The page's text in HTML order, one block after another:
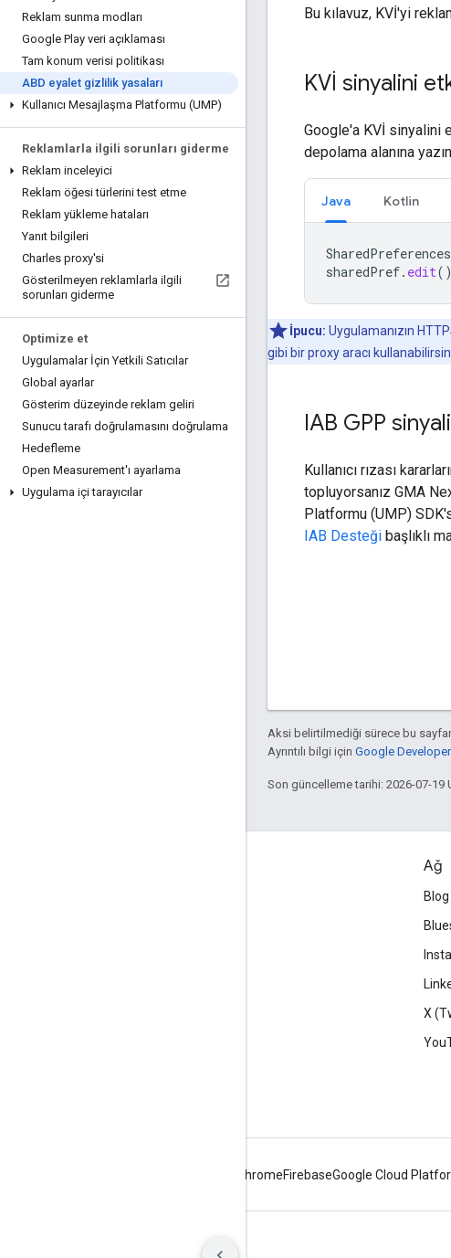
Reklam sunma modları
Google Play veri açıklaması
Tam konum verisi politikası
ABD eyalet gizlilik yasaları
Kullanıcı Mesajlaşma Platformu (UMP)
Reklamlarla ilgili sorunları giderme
Reklam inceleyici
Reklam öğesi türlerini test etme
Reklam yükleme hataları
Yanıt bilgileri
Charles proxy'si
Gösterilmeyen reklamlarla ilgili
sorunları giderme
Optimize et
Uygulamalar İçin Yetkili Satıcılar
Global ayarlar
Gösterim düzeyinde reklam geliri
Sunucu tarafı doğrulamasını doğrulama
Hedefleme
Open Measurement'ı ayarlama
Uygulama içi tarayıcılar
Bu kılavuz, KVİ'yi
KVİ sinyalini
Google'a KVİ sinyalini
depolama alanına
Java Kotlin
SharedPreferences
sharedPref. edit
İpucu: Uygulamanızın
gibi bir proxy aracı
IAB GPP
Kullanıcı rızası
topluyorsanız GMA
Platformu (UMP)
IAB Desteği başlıklı
Aksi belirtilmediği sürece bu
Ayrıntılı bilgi için Google
Son güncelleme tarihi: 2026-07-19
Ağ
Blog
X
ChromeFirebaseGoogle Cloud